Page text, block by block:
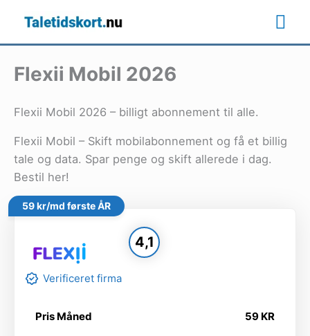
indholdet
Flexii Mobil 2026
Flexii Mobil 2026 – billigt abonnement til alle.
Flexii Mobil – Skift mobilabonnement og få et billig
tale og data. Spar penge og skift allerede i dag.
Bestil her!
59 kr/md første ÅR
4,1
Verificeret firma
Pris Måned 59 KR